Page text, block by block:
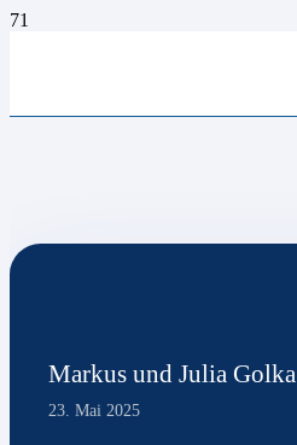
Markus und Julia Golka
23. Mai 2025